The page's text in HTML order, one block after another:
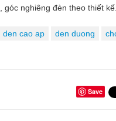
góc nghiêng đèn theo thiết kế.
den cao ap den duong
Save